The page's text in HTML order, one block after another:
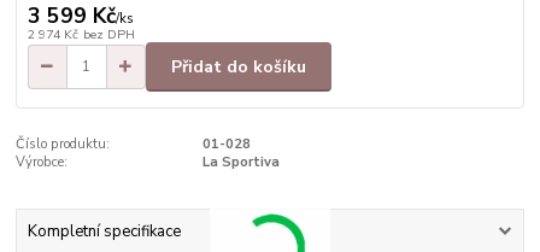
3 599 Kč/ks
2 974 Kč bez DPH
Přidat do košíku
Číslo produktu:
01-028
Výrobce:
La Sportiva
Kompletní specifikace